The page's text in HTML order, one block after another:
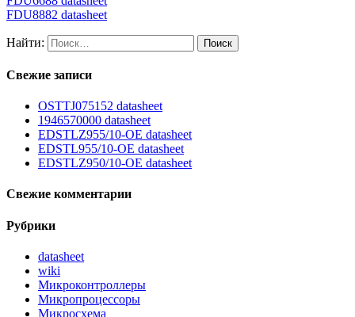
FDU8882 datasheet
Найти:
Свежие записи
OSTTJ075152 datasheet
1946570000 datasheet
EDSTLZ955/10-OE datasheet
EDSTL955/10-OE datasheet
EDSTLZ950/10-OE datasheet
Свежие комментарии
Рубрики
datasheet
wiki
Микроконтроллеры
Микропроцессоры
Микросхема